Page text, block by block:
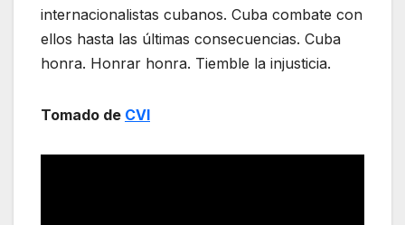
internacionalistas cubanos. Cuba combate con
ellos hasta las últimas consecuencias. Cuba
honra. Honrar honra. Tiemble la injusticia.
Tomado de CVI